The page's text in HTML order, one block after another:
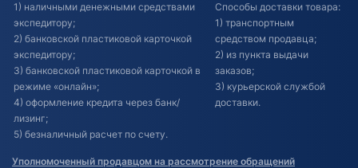
1) наличными денежными средствами
экспедитору;
2) банковской пластиковой карточкой
экспедитору;
3) банковской пластиковой карточкой в
режиме «онлайн»;
4) оформление кредита через банк/
лизинг;
5) безналичный расчет по счету.
Способы доставки товара:
1) транспортным
средством продавца;
2) из пункта выдачи
заказов;
3) курьерской службой
доставки.
Уполномоченный продавцом на рассмотрение обращений